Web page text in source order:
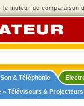
le moteur de comparaison
& Téléphonie
» Téléviseurs & Projecteurs